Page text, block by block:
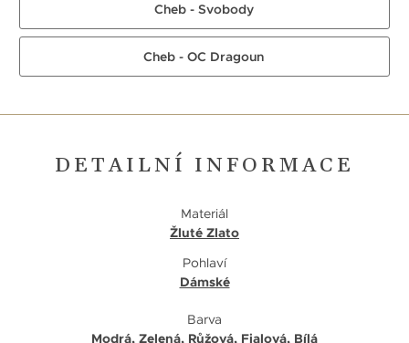
Cheb - Svobody
Cheb - OC Dragoun
DETAILNÍ INFORMACE
Materiál
Žluté Zlato
Pohlaví
Dámské
Barva
Modrá, Zelená, Růžová, Fialová, Bílá